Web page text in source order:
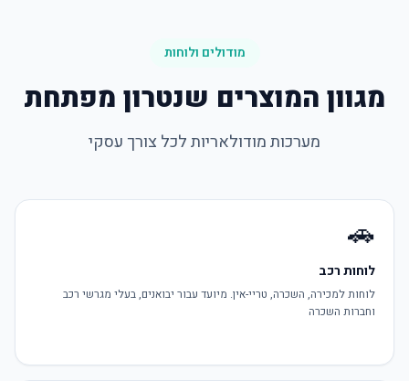
מודולים ולוחות
מגוון המוצרים שנטרון מפתחת
מערכות מודולאריות לכל צורך עסקי
🚗
לוחות רכב
לוחות למכירה, השכרה, טריי-אין. מיועד עבור יבואנים, בעלי מגרשי רכב
וחברות השכרה